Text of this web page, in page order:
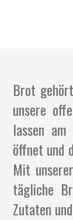
Brot
unsere
lassen
öffnet und
Mit
tägliche
Zutaten